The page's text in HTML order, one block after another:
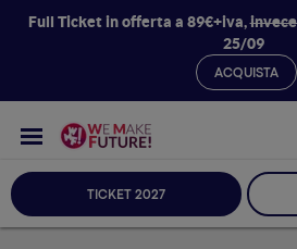
Full Ticket in offerta a 89€+iva,
25/09
ACQUISTA
TICKET 2027